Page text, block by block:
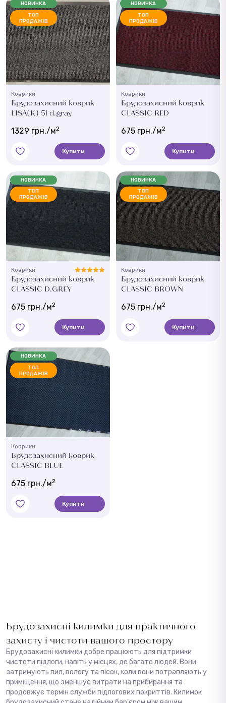
НОВИНКА
ТОП
ПРОДАЖІВ
Коврики
Брудозахисний коврик
LISA(K) 51 d.gray
1329 грн./м2
Купити
НОВИНКА
ТОП
ПРОДАЖІВ
Коврики
Брудозахисний коврик
CLASSIC RED
675 грн./м2
Купити
НОВИНКА
ТОП
ПРОДАЖІВ
Коврики
Брудозахисний коврик
CLASSIC D.GREY
675 грн./м2
Купити
НОВИНКА
ТОП
ПРОДАЖІВ
Коврики
Брудозахисний коврик
CLASSIC BROWN
675 грн./м2
Купити
НОВИНКА
ТОП
ПРОДАЖІВ
Коврики
Брудозахисний коврик
CLASSIC BLUE
675 грн./м2
Купити
Брудозахисні килимки для практичного
захисту і чистоти вашого простору
Брудозахисні килимки добре працюють для підтримки
чистоти підлоги, навіть у місцях, де багато людей. Вони
затримують пил, вологу та пісок, коли вони потрапляють у
приміщення, що зменшує витрати на прибирання та
продовжує термін служби підлогових покриттів. Килимок